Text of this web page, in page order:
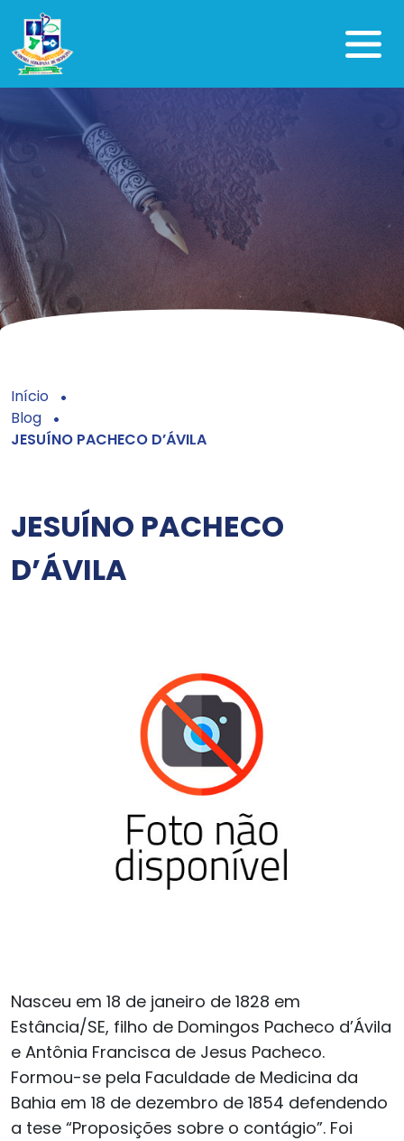
Início
Blog
JESUÍNO PACHECO D’ÁVILA
JESUÍNO PACHECO
D’ÁVILA
Nasceu em 18 de janeiro de 1828 em
Estância/SE, filho de Domingos Pacheco d’Ávila
e Antônia Francisca de Jesus Pacheco.
Formou-se pela Faculdade de Medicina da
Bahia em 18 de dezembro de 1854 defendendo
a tese “Proposições sobre o contágio”. Foi